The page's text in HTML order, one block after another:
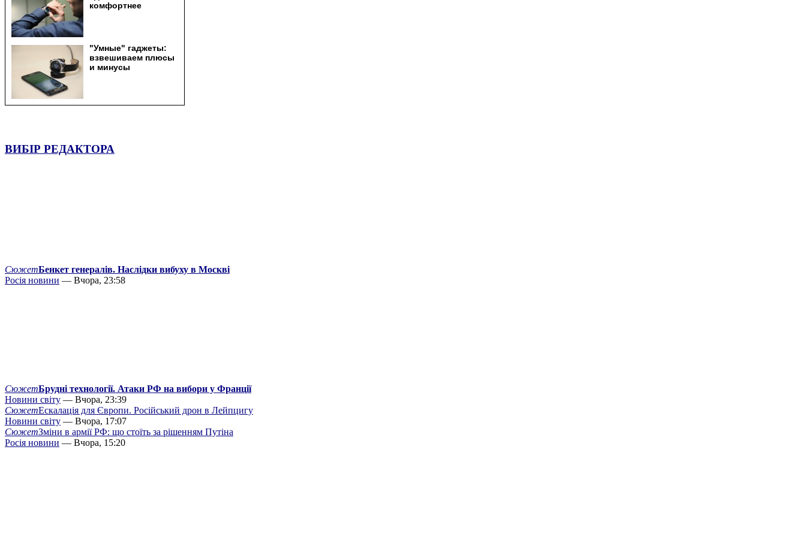
ВИБІР РЕДАКТОРА
СюжетБенкет генералів. Наслідки вибуху в Москві
Росія новини — Вчора, 23:58
СюжетБрудні технології. Атаки РФ на вибори у Франції
Новини світу — Вчора, 23:39
СюжетЕскалація для Європи. Російський дрон в Лейпцигу
Новини світу — Вчора, 17:07
СюжетЗміни в армії РФ: що стоїть за рішенням Путіна
Росія новини — Вчора, 15:20